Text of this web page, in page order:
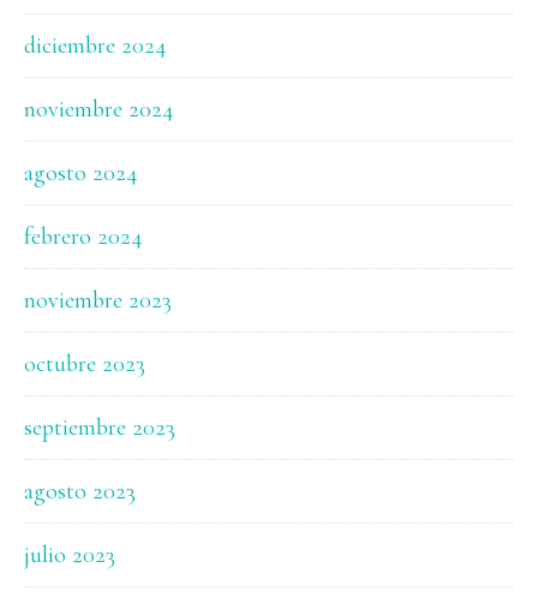
diciembre 2024
noviembre 2024
agosto 2024
febrero 2024
noviembre 2023
octubre 2023
septiembre 2023
agosto 2023
julio 2023